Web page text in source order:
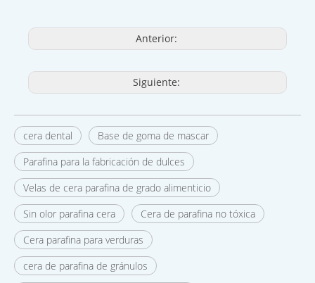
Anterior:
Siguiente:
cera dental
Base de goma de mascar
Parafina para la fabricación de dulces
Velas de cera parafina de grado alimenticio
Sin olor parafina cera
Cera de parafina no tóxica
Cera parafina para verduras
cera de parafina de gránulos